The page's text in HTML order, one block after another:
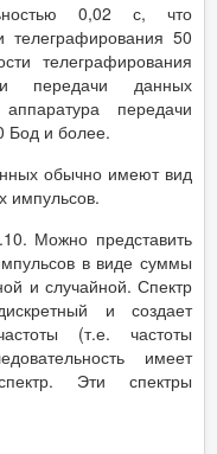
0,02 с, что
телеграфирования 50
телеграфирования
передачи данных
передачи
Бод и более.
обычно имеют вид
импульсов.
Можно представить
в виде суммы
и случайной. Спектр
и создает
(т.е. частоты
имеет
Эти спектры